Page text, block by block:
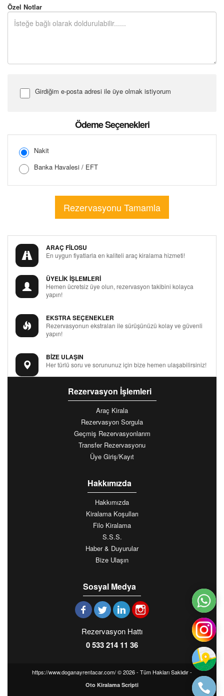
Özel Notlar
Girdiğim e-posta adresi ile üye olmak istiyorum
Şifreyi Tekrar Girin
Ödeme Seçenekleri
Nakit
Banka Havalesi / EFT
ARAÇ FİLOSU
En uygun fiyatlarla en kaliteli araç kiralama hizmeti!
ÜYELİK İŞLEMLERİ
Hemen ücretsiz üye olun, rezervasyon takibini kolayca
yapın!
EKSTRA SEÇENEKLER
Rezervasyonun ekstraları ile sürüşünüzü kolay ve güvenli
yapın!
BİZE ULAŞIN
Her türlü soru ve sorununuz için bize hemen ulaşabilirsiniz!
Rezervasyon İşlemleri
Araç Kirala
Rezervasyon Sorgula
Geçmiş Rezervasyonlarım
Transfer Rezervasyonu
Üye Giriş/Kayıt
Hakkımızda
Hakkımızda
Kiralama Koşulları
Filo Kiralama
S.S.S.
Haber & Duyurular
Bize Ulaşın
Sosyal Medya
Rezervasyon Hattı
0 533 214 11 36
https://www.doganayrentacar.com/ © 2026 - Tüm Hakları Saklıdır -
Oto Kiralama Scripti